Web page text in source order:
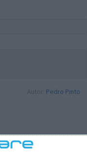
Autor: Pedro Pinto